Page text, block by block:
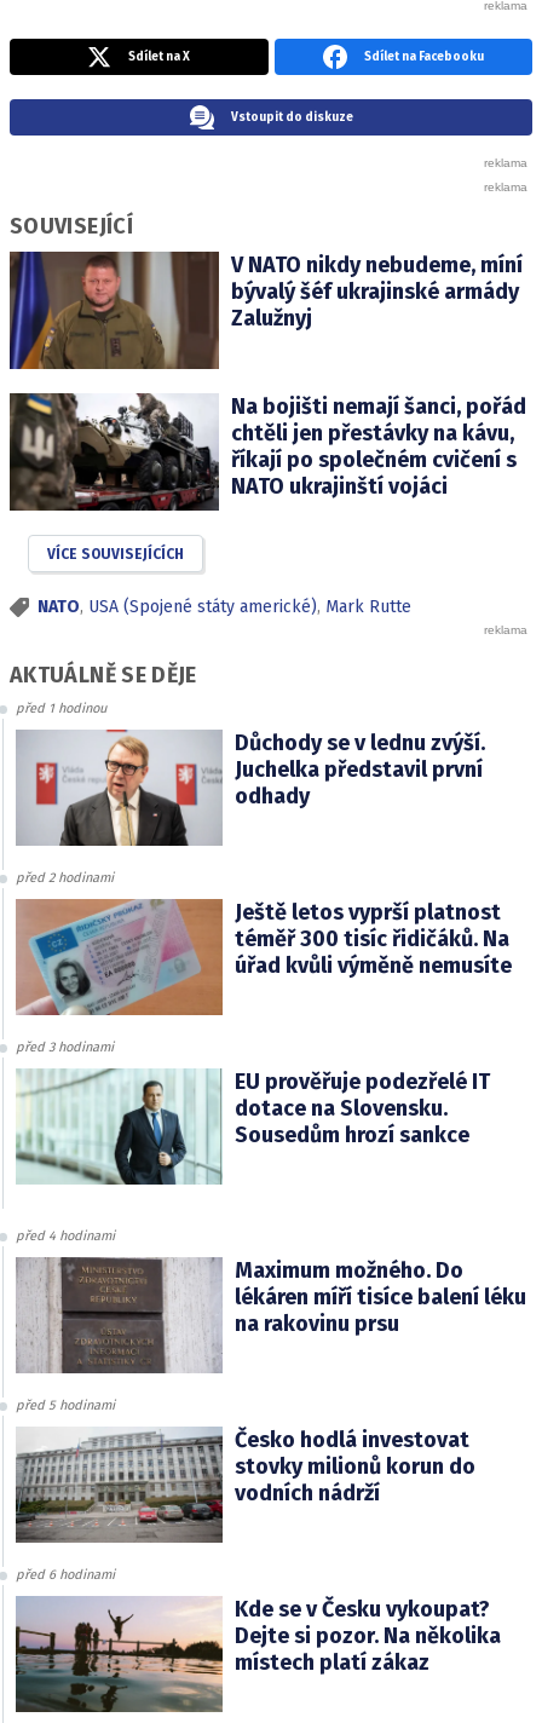
Sdílet na X Sdílet na Facebooku
Vstoupit do diskuze
SOUVISEJÍCÍ
V NATO nikdy nebudeme, míní
bývalý šéf ukrajinské armády
Zalužnyj
Na bojišti nemají šanci, pořád
chtěli jen přestávky na kávu,
říkají po společném cvičení s
NATO ukrajinští vojáci
VÍCE SOUVISEJÍCÍCH
NATO, USA (Spojené státy americké), Mark Rutte
AKTUÁLNĚ SE DĚJE
před 1 hodinou
Důchody se v lednu zvýší.
Juchelka představil první
odhady
před 2 hodinami
Ještě letos vyprší platnost
téměř 300 tisíc řidičáků. Na
úřad kvůli výměně nemusíte
před 3 hodinami
EU prověřuje podezřelé IT
dotace na Slovensku.
Sousedům hrozí sankce
před 4 hodinami
Maximum možného. Do
lékáren míří tisíce balení léku
na rakovinu prsu
před 5 hodinami
Česko hodlá investovat
stovky milionů korun do
vodních nádrží
před 6 hodinami
Kde se v Česku vykoupat?
Dejte si pozor. Na několika
místech platí zákaz